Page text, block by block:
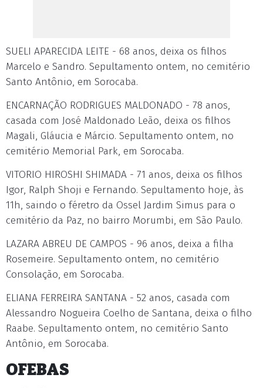
SUELI APARECIDA LEITE - 68 anos, deixa os filhos
Marcelo e Sandro. Sepultamento ontem, no cemitério
Santo Antônio, em Sorocaba.
ENCARNAÇÃO RODRIGUES MALDONADO - 78 anos,
casada com José Maldonado Leão, deixa os filhos
Magali, Gláucia e Márcio. Sepultamento ontem, no
cemitério Memorial Park, em Sorocaba.
VITORIO HIROSHI SHIMADA - 71 anos, deixa os filhos
Igor, Ralph Shoji e Fernando. Sepultamento hoje, às
11h, saindo o féretro da Ossel Jardim Simus para o
cemitério da Paz, no bairro Morumbi, em São Paulo.
LAZARA ABREU DE CAMPOS - 96 anos, deixa a filha
Rosemeire. Sepultamento ontem, no cemitério
Consolação, em Sorocaba.
ELIANA FERREIRA SANTANA - 52 anos, casada com
Alessandro Nogueira Coelho de Santana, deixa o filho
Raabe. Sepultamento ontem, no cemitério Santo
Antônio, em Sorocaba.
OFEBAS